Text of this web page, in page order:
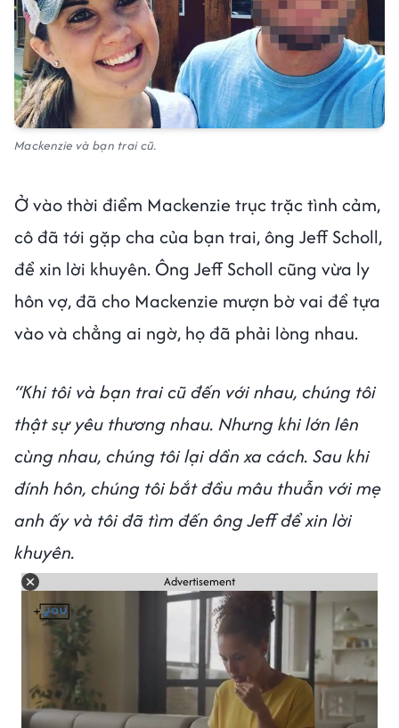
Mackenzie và bạn trai cũ.
Ở vào thời điểm Mackenzie trục trặc tình cảm,
cô đã tới gặp cha của bạn trai, ông Jeff Scholl,
để xin lời khuyên. Ông Jeff Scholl cũng vừa ly
hôn vợ, đã cho Mackenzie mượn bờ vai để tựa
vào và chẳng ai ngờ, họ đã phải lòng nhau.
“Khi tôi và bạn trai cũ đến với nhau, chúng tôi
thật sự yêu thương nhau. Nhưng khi lớn lên
cùng nhau, chúng tôi lại dần xa cách. Sau khi
đính hôn, chúng tôi bắt đầu mâu thuẫn với mẹ
anh ấy và tôi đã tìm đến ông Jeff để xin lời
khuyên.
Advertisement